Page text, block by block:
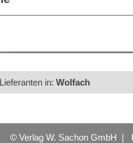
in: Wolfach
© Verlag W. Sachon GmbH |